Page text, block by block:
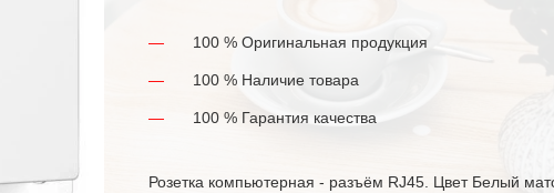
100 % Оригинальная продукция
100 % Наличие товара
100 % Гарантия качества
Розетка компьютерная - разъём RJ45. Цвет Белый